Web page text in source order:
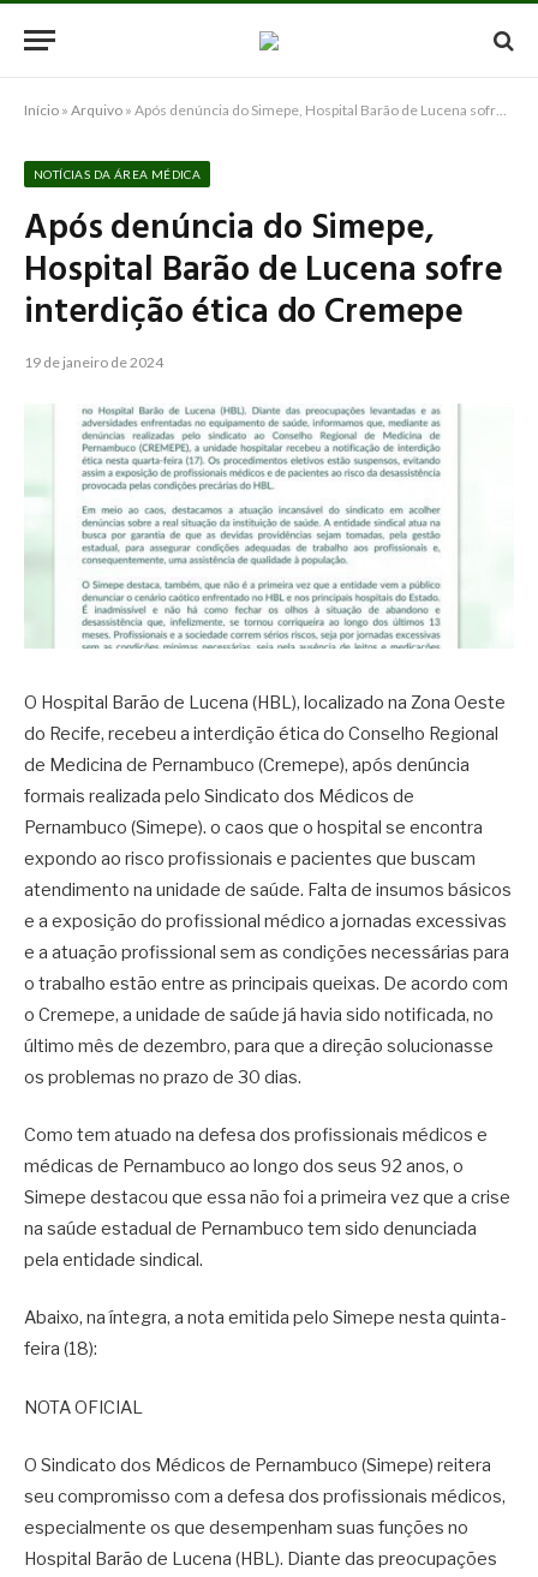
Início » Arquivo » Após denúncia do Simepe, Hospital Barão de Lucena sofre interdição ética do Cremepe
NOTÍCIAS DA ÁREA MÉDICA
Após denúncia do Simepe,
Hospital Barão de Lucena sofre
interdição ética do Cremepe
19 de janeiro de 2024
O Hospital Barão de Lucena (HBL), localizado na Zona Oeste
do Recife, recebeu a interdição ética do Conselho Regional
de Medicina de Pernambuco (Cremepe), após denúncia
formais realizada pelo Sindicato dos Médicos de
Pernambuco (Simepe). o caos que o hospital se encontra
expondo ao risco profissionais e pacientes que buscam
atendimento na unidade de saúde. Falta de insumos básicos
e a exposição do profissional médico a jornadas excessivas
e a atuação profissional sem as condições necessárias para
o trabalho estão entre as principais queixas. De acordo com
o Cremepe, a unidade de saúde já havia sido notificada, no
último mês de dezembro, para que a direção solucionasse
os problemas no prazo de 30 dias.
Como tem atuado na defesa dos profissionais médicos e
médicas de Pernambuco ao longo dos seus 92 anos, o
Simepe destacou que essa não foi a primeira vez que a crise
na saúde estadual de Pernambuco tem sido denunciada
pela entidade sindical.
Abaixo, na íntegra, a nota emitida pelo Simepe nesta quinta-
feira (18):
NOTA OFICIAL
O Sindicato dos Médicos de Pernambuco (Simepe) reitera
seu compromisso com a defesa dos profissionais médicos,
especialmente os que desempenham suas funções no
Hospital Barão de Lucena (HBL). Diante das preocupações